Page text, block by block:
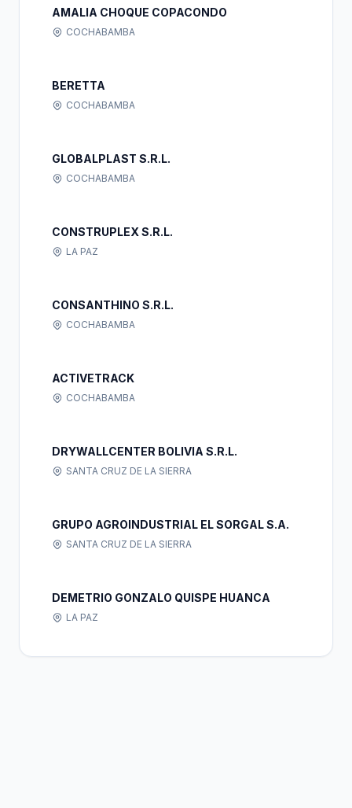
AMALIA CHOQUE COPACONDO
COCHABAMBA
BERETTA
COCHABAMBA
GLOBALPLAST S.R.L.
COCHABAMBA
CONSTRUPLEX S.R.L.
LA PAZ
CONSANTHINO S.R.L.
COCHABAMBA
ACTIVETRACK
COCHABAMBA
DRYWALLCENTER BOLIVIA S.R.L.
SANTA CRUZ DE LA SIERRA
GRUPO AGROINDUSTRIAL EL SORGAL S.A.
SANTA CRUZ DE LA SIERRA
DEMETRIO GONZALO QUISPE HUANCA
LA PAZ